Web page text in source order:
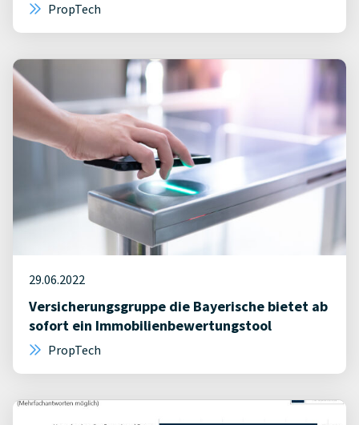
PropTech
29.06.2022
Versicherungsgruppe die Bayerische bietet ab
sofort ein Immobilienbewertungstool
PropTech